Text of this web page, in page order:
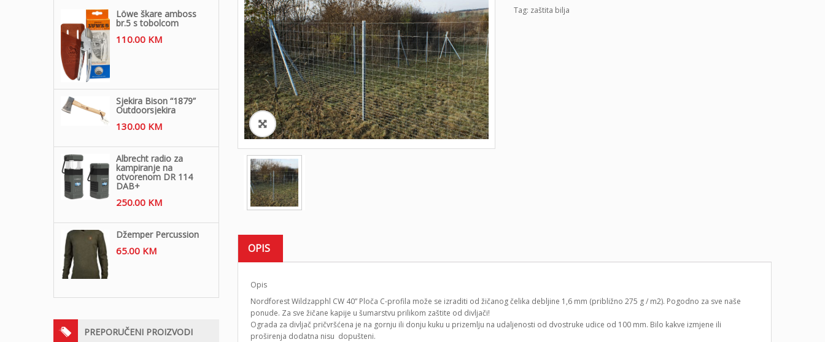
Löwe škare amboss
br.5 s tobolcom
110.00 KM
Sjekira Bison “1879”
Outdoorsjekira
130.00 KM
Albrecht radio za
kampiranje na
otvorenom DR 114
DAB+
250.00 KM
Džemper Percussion
65.00 KM
PREPORUČENI PROIZVODI
Tag: zaštita bilja
OPIS
Opis
Nordforest Wildzapphl CW 40” Ploča C-profila može se izraditi od žičanog čelika debljine 1,6 mm (približno 275 g / m2). Pogodno za sve naše
ponude. Za sve žičane kapije u šumarstvu prilikom zaštite od divljači!
Ograda za divljač pričvršćena je na gornju ili donju kuku u prizemlju na udaljenosti od dvostruke udice od 100 mm. Bilo kakve izmjene ili
proširenja dodatna nisu dopušteni.